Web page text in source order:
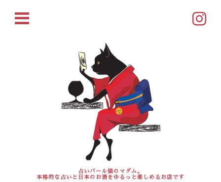
占いバール猫のマダム。
本格的な占いと日本のお酒をゆるっと楽しめるお店です